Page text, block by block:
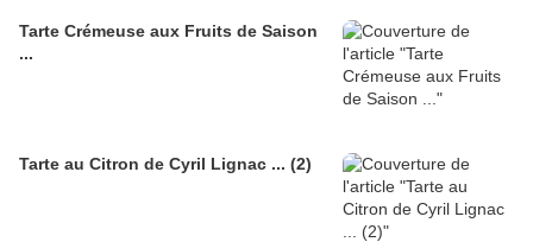
Tarte Crémeuse aux Fruits de Saison
...
Tarte au Citron de Cyril Lignac ... (2)